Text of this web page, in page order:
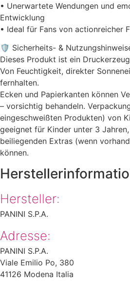
• Unerwartete Wendungen und
Entwicklung
• Ideal für Fans von actionreicher
🛡️ Sicherheits- &
Dieses Produkt ist ein
Von Feuchtigkeit, direkter
fernhalten.
Ecken und Papierkanten können
– vorsichtig behandeln.
eingeschweißten Produkten) von
geeignet für Kinder unter 3
beiliegenden Extras (wenn
können.
Hersteller:
PANINI S.P.A.
Adresse:
PANINI S.P.A.
Viale Emilio Po, 380
41126 Modena Italia